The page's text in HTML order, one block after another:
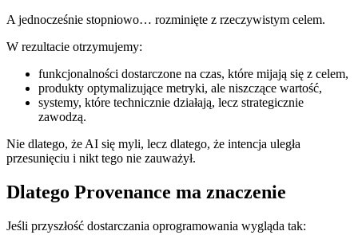
A jednocześnie stopniowo… rozminięte z rzeczywistym celem.
W rezultacie otrzymujemy:
funkcjonalności dostarczone na czas, które mijają się z celem,
produkty optymalizujące metryki, ale niszczące wartość,
systemy, które technicznie działają, lecz strategicznie
zawodzą.
Nie dlatego, że AI się myli, lecz dlatego, że intencja uległa
przesunięciu i nikt tego nie zauważył.
Dlatego Provenance ma znaczenie
Jeśli przyszłość dostarczania oprogramowania wygląda tak: